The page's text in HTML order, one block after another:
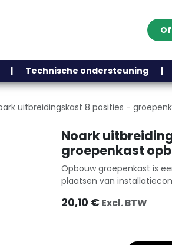
Contact
| Technische ondersteuning |
uitbreidingskast 8 posities -
Noark
groepenkast
Opbouw groepenkast is
plaatsen van
20,10 €Excl. BTW